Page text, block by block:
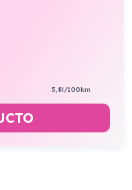
5,8l/100km